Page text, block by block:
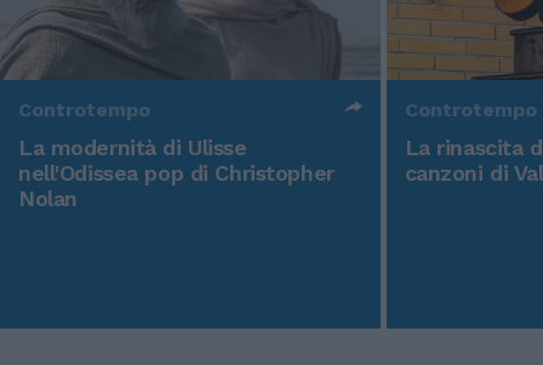
Controtempo
La modernità di Ulisse
nell'Odissea pop di Christopher
Nolan
Controtempo
La rinascita
canzoni di